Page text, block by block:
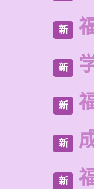
新
新
新
新
新